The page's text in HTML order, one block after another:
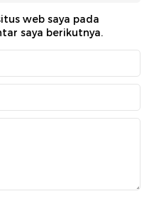
web saya pada
saya berikutnya.